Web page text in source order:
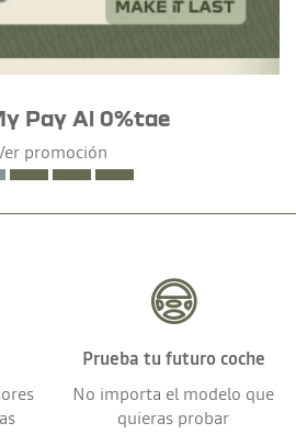
Pay Al 0%tae
promoción
Prueba tu futuro coche
No importa el modelo que
quieras probar